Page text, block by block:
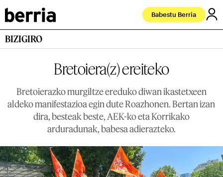
Babestu Berria
BIZIGIRO
Bretoiera(z) ereiteko
Bretoierazko murgiltze ereduko diwan ikastetxeen
aldeko manifestazioa egin dute Roazhonen. Bertan izan
dira, besteak beste, AEK-ko eta Korrikako
arduradunak, babesa adierazteko.